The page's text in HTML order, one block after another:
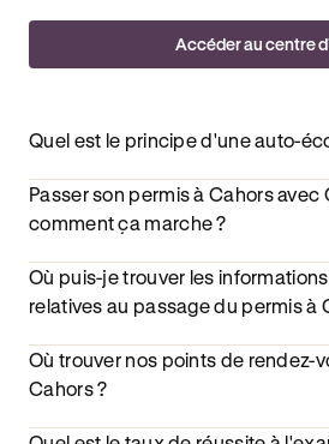
Accéder au centre
Quel est le principe d'une auto-
Passer son permis à Cahors avec
comment ça marche ?
Où puis-je trouver les
relatives au passage du permis à
Où trouver nos points de rendez-
Cahors ?